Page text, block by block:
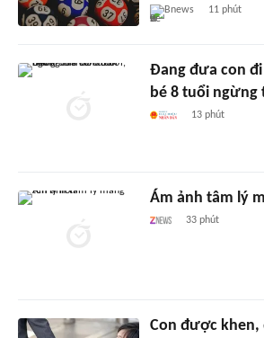
Bnews 11 phút
Đang đưa con
bé 8 tuổi
13 phút
Ám ảnh tâm lý
33 phút
Con được